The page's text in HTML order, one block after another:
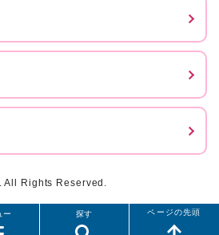
ー 探す ページの先頭
Rights Reserved.